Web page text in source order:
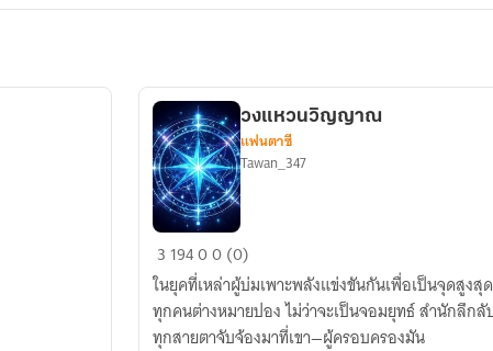
วงแหวน
วิญญาณ
วงแหวนวิญญาณ
แฟนตาซี
Tawan_347
3 19400 (0)
ในยุคที่เหล่าผู้บ่มเพาะพลังแข่งขันกันเพื่อเป็นจุดสู
ทุกคนต่างหมายปอง ไม่ว่าจะเป็นจอมยุทธ์ สำนักลึก
ทุกสายตาจับจ้องมาที่เขา—ผู้ครอบครองมัน